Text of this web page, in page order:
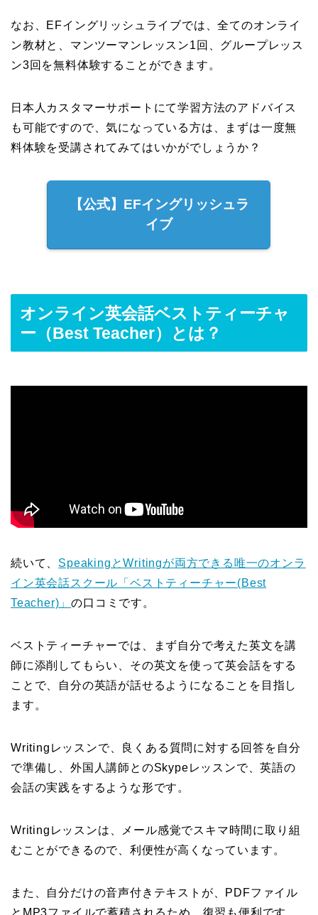
なお、EFイングリッシュライブでは、全てのオンライ
ン教材と、マンツーマンレッスン1回、グループレッス
ン3回を無料体験することができます。
日本人カスタマーサポートにて学習方法のアドバイス
も可能ですので、気になっている方は、まずは一度無
料体験を受講されてみてはいかがでしょうか？
【公式】EFイングリッシュラ
イブ
オンライン英会話ベストティーチャ
ー（Best Teacher）とは？
続いて、 SpeakingとWritingが両方できる唯一のオンラ
イン英会話スクール「ベストティーチャー(Best
Teacher)」の口コミです。
ベストティーチャーでは、まず自分で考えた英文を講
師に添削してもらい、その英文を使って英会話をする
ことで、自分の英語が話せるようになることを目指し
ます。
Writingレッスンで、良くある質問に対する回答を自分
で準備し、外国人講師とのSkypeレッスンで、英語の
会話の実践をするような形です。
Writingレッスンは、メール感覚でスキマ時間に取り組
むことができるので、利便性が高くなっています。
また、自分だけの音声付きテキストが、PDFファイル